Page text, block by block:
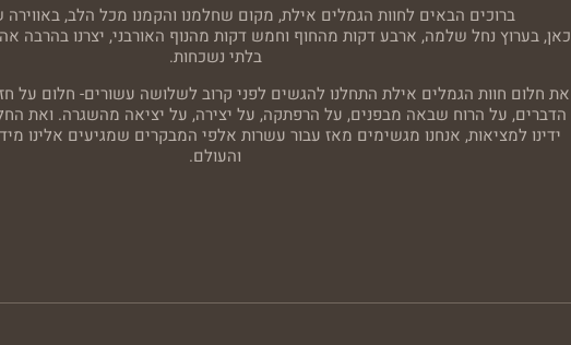
ברוכים הבאים לחוות הגמלים אילת, מקום שחלמנו והקמנו מכל הלב,
כאן, בערוץ נחל שלמה, ארבע דקות מהחוף וחמש דקות מהנוף האורבני, יצרנו בהרבה
בלתי נשכחות.
את חלום חוות הגמלים אילת התחלנו להגשים לפני קרוב לשלושה עשורים- חלום על
הדברים, על הרוח שבאה מבפנים, על הרפתקה, על יצירה, על יציאה מהשגרה. ואת
ידינו למציאות, אנחנו מגשימים מאז עבור עשרות אלפי המבקרים שמגיעים אלינו
והעולם.